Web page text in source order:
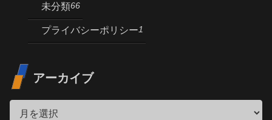
未分類66
プライバシーポリシー1
アーカイブ